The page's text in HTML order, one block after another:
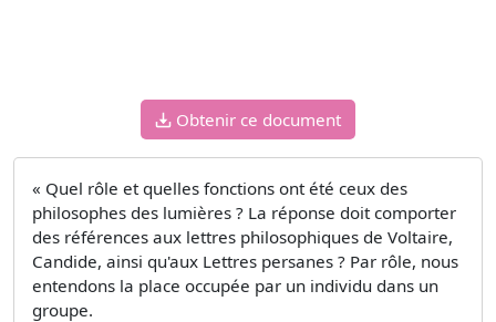
Obtenir ce document
« Quel rôle et quelles fonctions ont été ceux des
philosophes des lumières ? La réponse doit comporter
des références aux lettres philosophiques de Voltaire,
Candide, ainsi qu'aux Lettres persanes ? Par rôle, nous
entendons la place occupée par un individu dans un
groupe.